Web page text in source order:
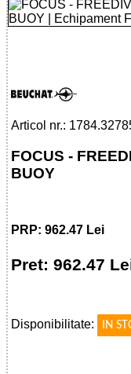
Articol nr.:
FOCUS -
BUOY
PRP: 962.47 Lei
Pret: 962.47
Disponibilitate:
IN